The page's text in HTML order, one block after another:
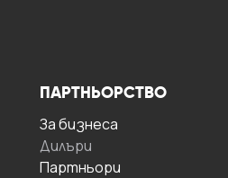
ПАРТНЬОРСТВО
За бизнесa
Дилъри
Партньори